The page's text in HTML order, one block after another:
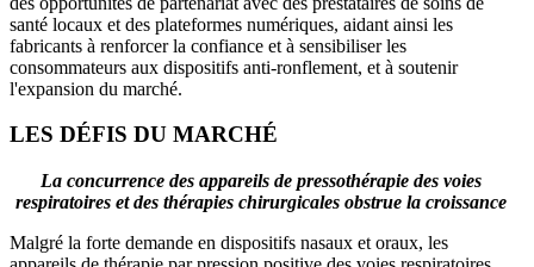
santé locaux et des plateformes numériques, aidant ainsi les
fabricants à renforcer la confiance et à sensibiliser les
consommateurs aux dispositifs anti-ronflement, et à soutenir
l'expansion du marché.
LES DÉFIS DU MARCHÉ
La concurrence des appareils de pressothérapie des voies
respiratoires et des thérapies chirurgicales obstrue la croissance
Malgré la forte demande en dispositifs nasaux et oraux, les